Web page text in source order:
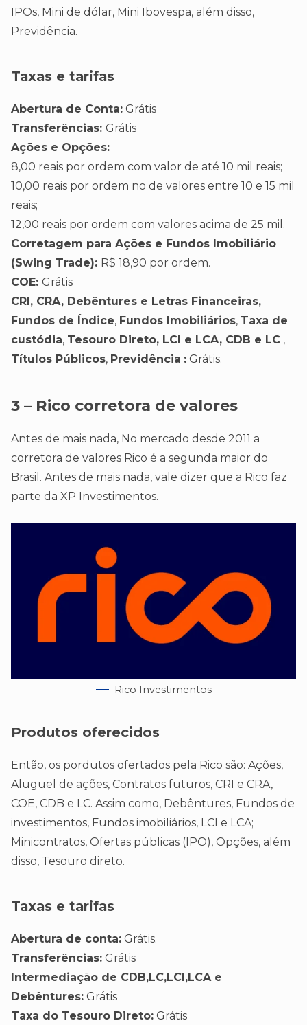
IPOs, Mini de dólar, Mini Ibovespa, além disso,
Previdência.
Taxas e tarifas
Abertura de Conta: Grátis
Transferências: Grátis
Ações e Opções:
8,00 reais por ordem com valor de até 10 mil reais;
10,00 reais por ordem no de valores entre 10 e 15 mil
reais;
12,00 reais por ordem com valores acima de 25 mil.
Corretagem para Ações e Fundos Imobiliário
(Swing Trade): R$ 18,90 por ordem.
COE: Grátis
CRI, CRA, Debêntures e Letras Financeiras,
Fundos de Índice, Fundos Imobiliários, Taxa de
custódia, Tesouro Direto, LCI e LCA, CDB e LC ,
Títulos Públicos, Previdência : Grátis.
3 – Rico corretora de valores
Antes de mais nada, No mercado desde 2011 a
corretora de valores Rico é a segunda maior do
Brasil. Antes de mais nada, vale dizer que a Rico faz
parte da XP Investimentos.
Rico Investimentos
Produtos oferecidos
Então, os pordutos ofertados pela Rico são: Ações,
Aluguel de ações, Contratos futuros, CRI e CRA,
COE, CDB e LC. Assim como, Debêntures, Fundos de
investimentos, Fundos imobiliários, LCI e LCA;
Minicontratos, Ofertas públicas (IPO), Opções, além
disso, Tesouro direto.
Taxas e tarifas
Abertura de conta: Grátis.
Transferências: Grátis
Intermediação de CDB,LC,LCI,LCA e
Debêntures: Grátis
Taxa do Tesouro Direto: Grátis